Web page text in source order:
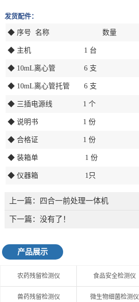
发货配件：
◆ 序号 名称 数量
◆ 主机 1 台
◆ 10mL离心管 6 支
◆ 10mL离心管托管 6 支
◆ 三插电源线 1 个
◆ 说明书 1 份
◆ 合格证 1 份
◆ 装箱单 1 份
◆ 仪器箱 1只
上一篇： 四合一前处理一体机
下一篇：没有了！
产品展示
农药残留检测仪 食品安全检测仪
兽药残留检测仪 微生物细菌检测仪